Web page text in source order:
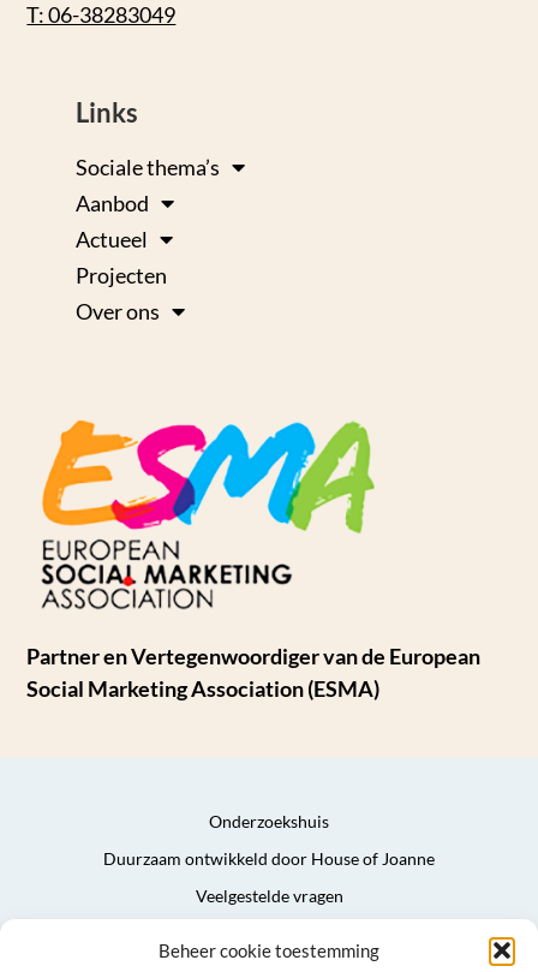
Beheer cookie toestemming
T: 06-38283049
Links
Sociale thema’s
Aanbod
Actueel
Projecten
Over ons
Partner en Vertegenwoordiger van de European
Social Marketing Association (ESMA)
Onderzoekshuis
Duurzaam ontwikkeld door House of Joanne
Veelgestelde vragen